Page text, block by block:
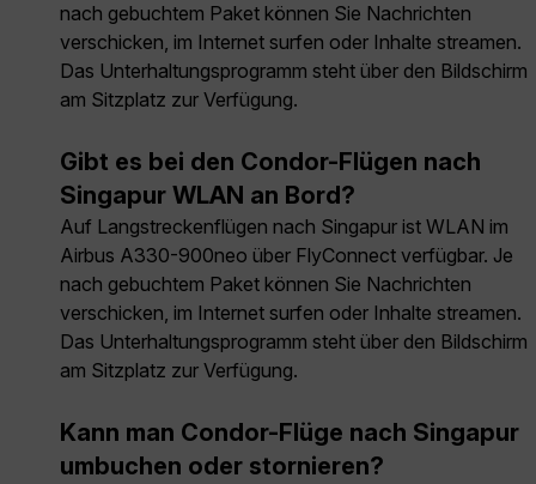
nach gebuchtem Paket können Sie Nachrichten
verschicken, im Internet surfen oder Inhalte streamen.
Das Unterhaltungsprogramm steht über den Bildschirm
am Sitzplatz zur Verfügung.
Gibt es bei den Condor-Flügen nach
Singapur WLAN an Bord?
Auf Langstreckenflügen nach Singapur ist WLAN im
Airbus A330-900neo über FlyConnect verfügbar. Je
nach gebuchtem Paket können Sie Nachrichten
verschicken, im Internet surfen oder Inhalte streamen.
Das Unterhaltungsprogramm steht über den Bildschirm
am Sitzplatz zur Verfügung.
Kann man Condor-Flüge nach Singapur
umbuchen oder stornieren?